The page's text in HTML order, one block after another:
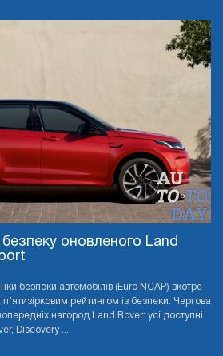
безпеку оновленого Land
безпеки автомобілів (Euro NCAP) вкотре
рейтингом із безпеки. Чергова
нагород Land Rover: усі доступні
Discovery ...